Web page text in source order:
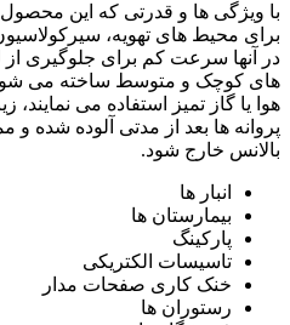
با ویژگی ها و قدرتی که این محصول
برای محیط های تهویه،
در آنها سرعت کم برای جلوگیری
های کوچک و متوسط ساخته می
هوا یا گاز تمیز استفاده می نمایند،
پروانه ها بعد از مدتی آلوده شده
بالانس خارج شود.
انبار ها
بیمارستان ها
پارکینگ
تاسیسات الکتریکی
خنک کاری صفحات مدار
رستوران ها